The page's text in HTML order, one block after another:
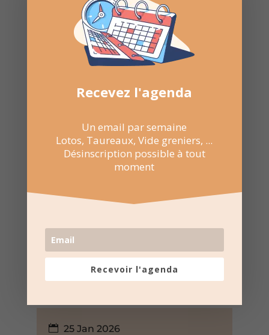
25 Jan 2026
Recevez l'agenda
Un email par semaine
Lotos, Taureaux, Vide greniers, ...
Désinscription possible à tout
moment
Recevoir l'agenda